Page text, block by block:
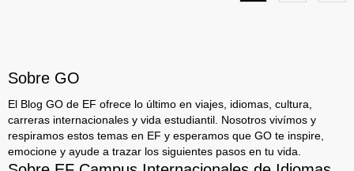
Sobre GO
El Blog GO de EF ofrece lo último en viajes, idiomas, cultura,
carreras internacionales y vida estudiantil. Nosotros vivímos y
respiramos estos temas en EF y esperamos que GO te inspire,
emocione y ayude a trazar los siguientes pasos en tu vida.